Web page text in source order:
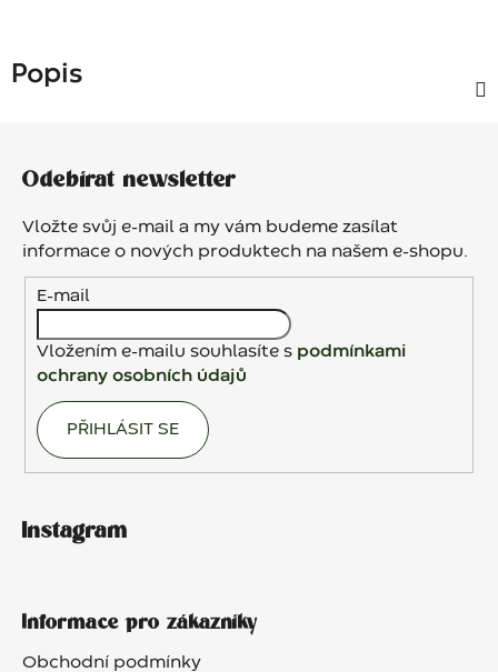
Popis
Odebírat newsletter
Vložte svůj e-mail a my vám budeme zasílat
informace o nových produktech na našem e-shopu.
E-mail
Vložením e-mailu souhlasíte s podmínkami
ochrany osobních údajů
PŘIHLÁSIT SE
Instagram
Informace pro zákazníky
Obchodní podmínky